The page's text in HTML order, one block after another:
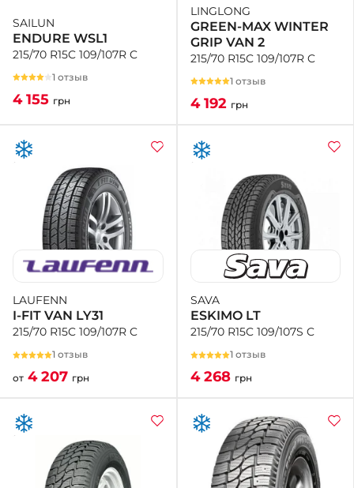
SAILUN
ENDURE WSL1
215/70 R15C 109/107R C
1 отзыв
4 155 грн
LINGLONG
GREEN-MAX WINTER
GRIP VAN 2
215/70 R15C 109/107R C
1 отзыв
4 192 грн
LAUFENN
I-FIT VAN LY31
215/70 R15C 109/107R C
1 отзыв
от 4 207 грн
SAVA
ESKIMO LT
215/70 R15C 109/107S C
1 отзыв
4 268 грн